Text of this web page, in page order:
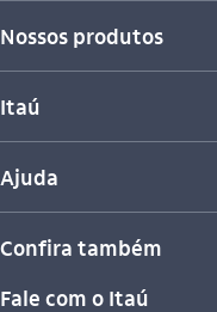
Nossos produtos
Itaú
Ajuda
Confira também
Fale com o Itaú